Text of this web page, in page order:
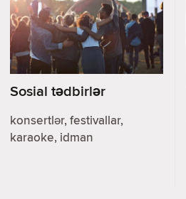
Sosial tədbirlər
konsertlər, festivallar,
karaoke, idman